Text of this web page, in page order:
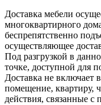
Доставка мебели
многоквартирного
беспрепятственно
осуществляющее
Под разгрузкой в
точке, доступной для
Доставка не включает
помещение, квартиру,
действия, связанные с